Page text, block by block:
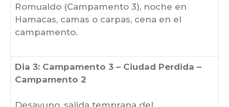
Romualdo (Campamento 3), noche en
Hamacas, camas o carpas, cena en el
campamento.
Dia 3: Campamento 3 – Ciudad Perdida –
Campamento 2